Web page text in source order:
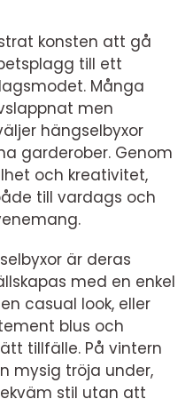
konsten att gå
till ett
Många
men
hängselbyxor
garderober. Genom
och kreativitet,
till vardags och
är deras
med en enkel
casual look, eller
blus och
tillfälle. På vintern
mysig tröja under,
stil utan att